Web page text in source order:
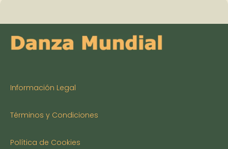
Información Legal
Términos y Condiciones
Política de Cookies